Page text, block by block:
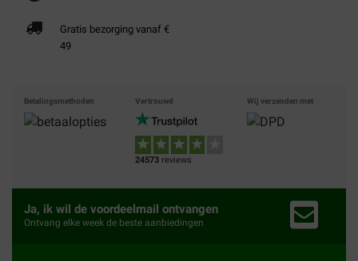
Gratis bezorging vanaf €
49
Betalingsmethoden Vertrouwd
24573 reviews
Wij verzenden met
Ja, ik wil de voordeelmail ontvangen
Ontvang elke week de beste aanbiedingen